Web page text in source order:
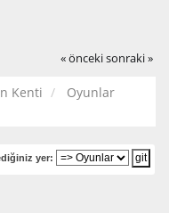
« önceki sonraki »
Kenti
Oyunlar
yer: